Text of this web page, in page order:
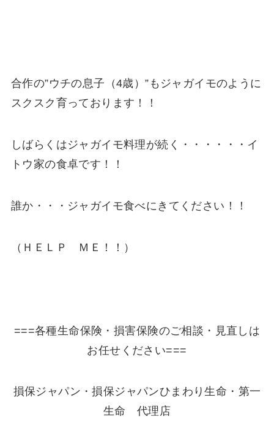
合作の”ウチの息子（4歳）”もジャガイモのように
スクスク育っております！！
しばらくはジャガイモ料理が続く・・・・・・イ
トウ家の食卓です！！
誰か・・・ジャガイモ食べにきてください！！
（ＨＥＬＰ ＭＥ！！）
===各種生命保険・損害保険のご相談・見直しは
お任せください===
損保ジャパン・損保ジャパンひまわり生命・第一
生命 代理店